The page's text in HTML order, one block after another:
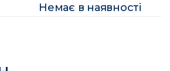
Немає в наявності